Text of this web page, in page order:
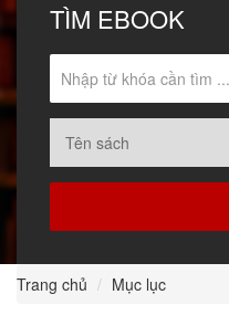
TÌM EBOOK
Trang chủ Mục lục